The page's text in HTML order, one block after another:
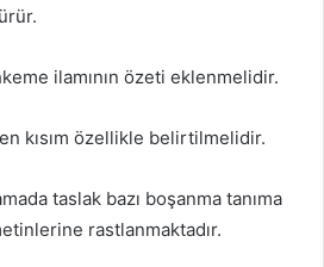
ilamının özeti eklenmelidir.
kısım özellikle belirtilmelidir.
taslak bazı boşanma tanıma
rastlanmaktadır.